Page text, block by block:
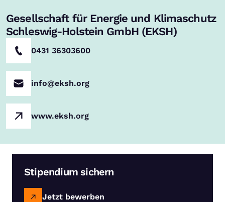
Gesellschaft für Energie und Klimaschutz
Schleswig-Holstein GmbH (EKSH)
0431 36303600
info@eksh.org
www.eksh.org
Stipendium sichern
Jetzt bewerben